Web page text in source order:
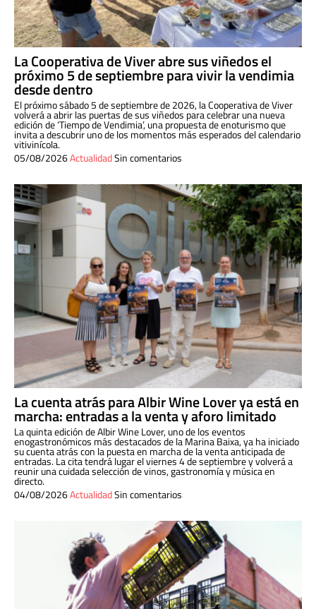
La Cooperativa de Viver abre sus viñedos el
próximo 5 de septiembre para vivir la vendimia
desde dentro
El próximo sábado 5 de septiembre de 2026, la Cooperativa de Viver
volverá a abrir las puertas de sus viñedos para celebrar una nueva
edición de ‘Tiempo de Vendimia’, una propuesta de enoturismo que
invita a descubrir uno de los momentos más esperados del calendario
vitivinícola.
05/08/2026ActualidadSin comentarios
La cuenta atrás para Albir Wine Lover ya está en
marcha: entradas a la venta y aforo limitado
La quinta edición de Albir Wine Lover, uno de los eventos
enogastronómicos más destacados de la Marina Baixa, ya ha iniciado
su cuenta atrás con la puesta en marcha de la venta anticipada de
entradas. La cita tendrá lugar el viernes 4 de septiembre y volverá a
reunir una cuidada selección de vinos, gastronomía y música en
directo.
04/08/2026ActualidadSin comentarios